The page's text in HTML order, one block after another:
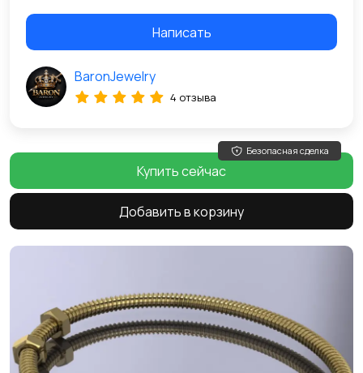
Написать
BaronJewelry
4 отзыва
Безопасная сделка
Купить сейчас
Добавить в корзину